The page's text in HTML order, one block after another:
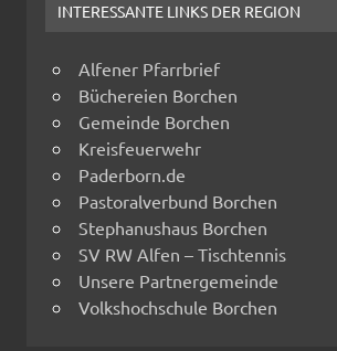
INTERESSANTE LINKS DER REGION
Alfener Pfarrbrief
Büchereien Borchen
Gemeinde Borchen
Kreisfeuerwehr
Paderborn.de
Pastoralverbund Borchen
Stephanushaus Borchen
SV RW Alfen – Tischtennis
Unsere Partnergemeinde
Volkshochschule Borchen